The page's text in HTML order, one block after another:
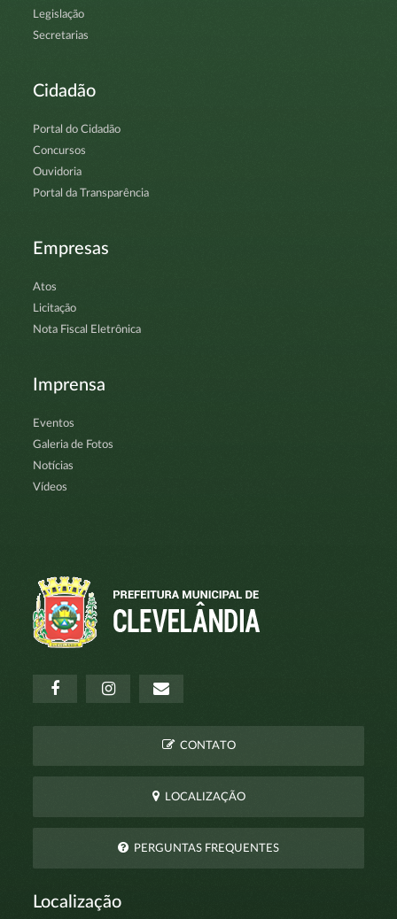
Legislação
Secretarias
Cidadão
Portal do Cidadão
Concursos
Ouvidoria
Portal da Transparência
Empresas
Atos
Licitação
Nota Fiscal Eletrônica
Imprensa
Eventos
Galeria de Fotos
Notícias
Vídeos
CONTATO
LOCALIZAÇÃO
PERGUNTAS FREQUENTES
Localização